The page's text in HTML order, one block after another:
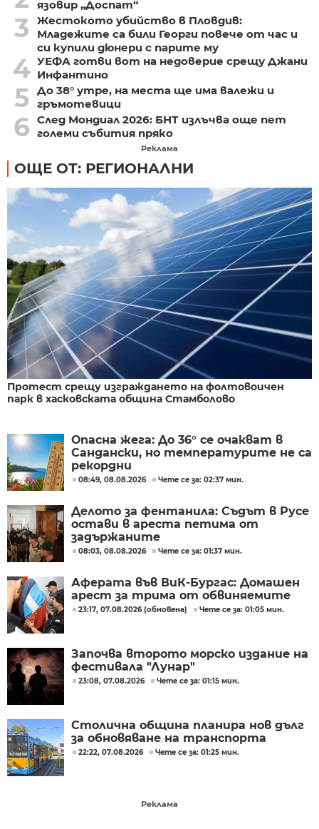
язовир „Доспат“
3
Жестокото убийство в Пловдив:
Младежите са били Георги повече от час и
си купили дюнери с парите му
4 УЕФА готви вот на недоверие срещу Джани
Инфантино
5 До 38° утре, на места ще има валежи и
гръмотевици
6 След Мондиал 2026: БНТ излъчва още пет
големи събития пряко
Реклама
ОЩЕ ОТ: РЕГИОНАЛНИ
Протест срещу изграждането на фолтовоичен
парк в хасковската община Стамболово
Опасна жега: До 36° се очакват в
Сандански, но температурите не са
рекордни
08:49, 08.08.2026 Чете се за: 02:37 мин.
Делото за фентанила: Съдът в Русе
остави в ареста петима от
задържаните
08:03, 08.08.2026 Чете се за: 01:37 мин.
Аферата във ВиК-Бургас: Домашен
арест за трима от обвиняемите
23:17, 07.08.2026 (обновена) Чете се за: 01:05 мин.
Започва второто морско издание на
фестивала "Лунар"
23:08, 07.08.2026 Чете се за: 01:15 мин.
Столична община планира нов дълг
за обновяване на транспорта
22:22, 07.08.2026 Чете се за: 01:25 мин.
Реклама